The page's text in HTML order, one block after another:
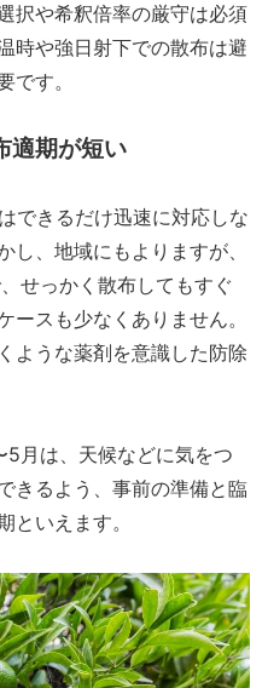
択や希釈倍率の厳守は必須
時や強日射下での散布は避
です。
適期が短い
できるだけ迅速に対応しな
し、地域にもよりますが、
せっかく散布してもすぐ
ースも少なくありません。
ような薬剤を意識した防除
月は、天候などに気をつ
きるよう、事前の準備と臨
といえます。